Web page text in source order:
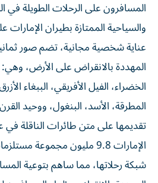
المسافرون على الرحلات الطويلة في
والسياحية الممتازة بطيران
عناية شخصية مجانية، تضم صور ثمانية
المهددة بالانقراض على الأرض، وهي:
الخضراء، الفيل الأفريقي، الببغاء
المطرقة، الأسد، البنغول، ووحيد
الإمارات 9.8 مليون مجموعة
شبكة رحلاتها، مما ساهم بتوعية